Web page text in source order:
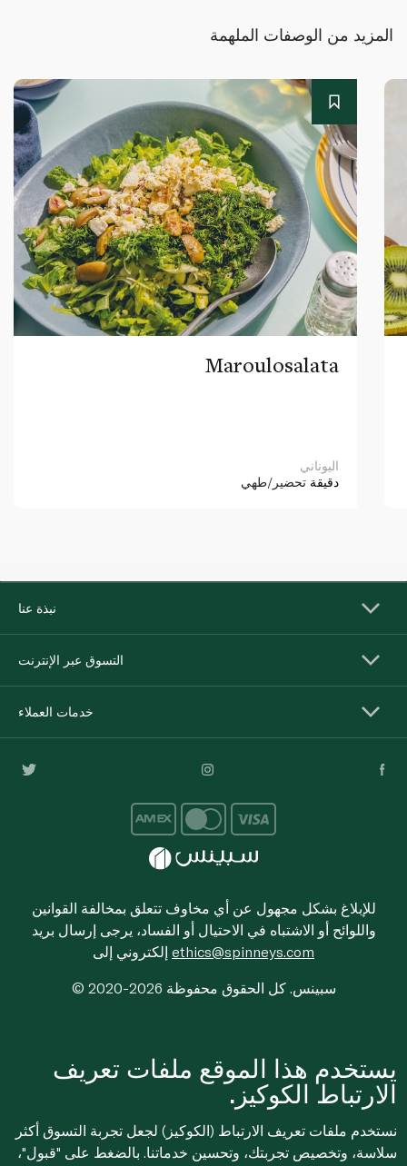
المزيد من الوصفات الملهمة
Maroulosalata
اليوناني
دقيقة تحضير/طهي
نبذة عنا
التسوق عبر الإنترنت
خدمات العملاء
للإبلاغ بشكل مجهول عن أي مخاوف تتعلق بمخالفة القوانين
واللوائح أو الاشتباه في الاحتيال أو الفساد، يرجى إرسال بريد
ethics@spinneys.com
© 2020-2026 سبينس. كل الحقوق محفوظة
يستخدم هذا الموقع ملفات تعريف
الارتباط الكوكيز.
نستخدم ملفات تعريف الارتباط (الكوكيز) لجعل تجربة التسوق أكثر
سلاسة، وتخصيص تجربتك، وتحسين خدماتنا. بالضغط على "قبول"،